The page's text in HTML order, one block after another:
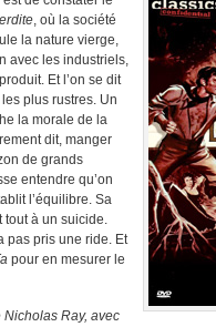
, où la société
la nature vierge,
avec les industriels,
Et l’on se dit
plus rustres. Un
la morale de la
dit, manger
de grands
entendre qu’on
l’équilibre. Sa
tout à un suicide.
pas pris une ride. Et
pour en mesurer le
Ray, avec